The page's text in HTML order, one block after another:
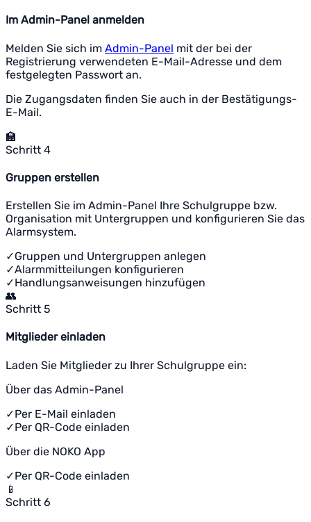
Im Admin-Panel anmelden
Melden Sie sich im Admin-Panel mit der bei der
Registrierung verwendeten E-Mail-Adresse und dem
festgelegten Passwort an.
Die Zugangsdaten finden Sie auch in der Bestätigungs-
E-Mail.
🏫
Schritt 4
Gruppen erstellen
Erstellen Sie im Admin-Panel Ihre Schulgruppe bzw.
Organisation mit Untergruppen und konfigurieren Sie das
Alarmsystem.
✓Gruppen und Untergruppen anlegen
✓Alarmmitteilungen konfigurieren
✓Handlungsanweisungen hinzufügen
👥
Schritt 5
Mitglieder einladen
Laden Sie Mitglieder zu Ihrer Schulgruppe ein:
Über das Admin-Panel
✓Per E-Mail einladen
✓Per QR-Code einladen
Über die NOKO App
✓Per QR-Code einladen
📱
Schritt 6